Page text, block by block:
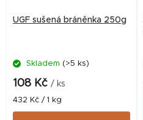
UGF sušená bráněnka 250g
Skladem (>5 ks)
108 Kč / ks
Měrná
cena:
432 Kč / 1 kg